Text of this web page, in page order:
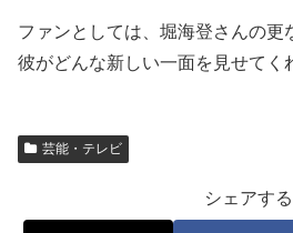
ファンとしては、堀海登さんの更
彼がどんな新しい一面を見せてく
芸能・テレビ
シェアする